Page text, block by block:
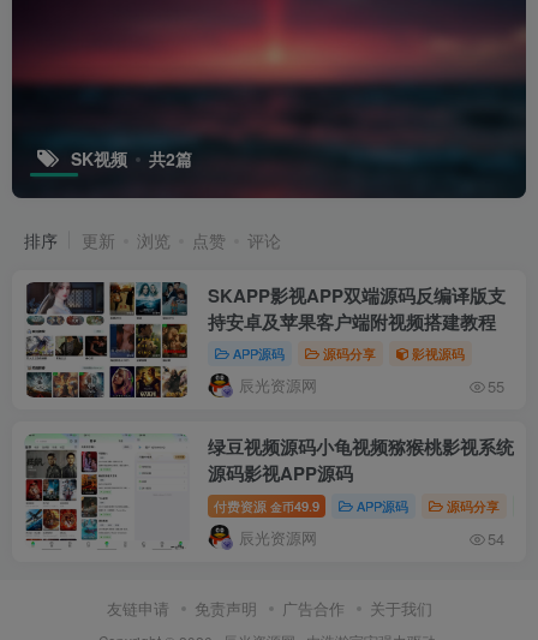
SK视频 共2篇
排序 更新 浏览 点赞 评论
SKAPP影视APP双端源码反编译版支
持安卓及苹果客户端附视频搭建教程
APP源码 源码分享 影视源码
辰光资源网 55
绿豆视频源码小龟视频猕猴桃影视系统
源码影视APP源码
付费资源 金币49.9 APP源码 源码分享
辰光资源网 54
友链申请 免责声明 广告合作 关于我们